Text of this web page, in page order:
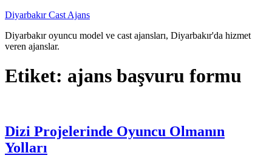
İçeriğe
Diyarbakır Cast Ajans
Diyarbakır oyuncu model ve cast ajansları, Diyarbakır'da hizmet
veren ajanslar.
Etiket: ajans başvuru formu
Dizi Projelerinde Oyuncu Olmanın
Yolları